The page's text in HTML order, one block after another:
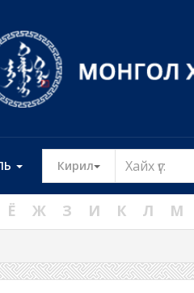
Кирил Toggle Dropdown
Ё Ж З И К Л М